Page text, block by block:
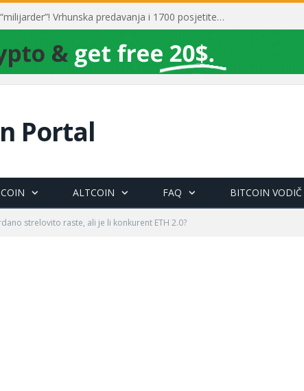
Toni Milun postao “milijarder”! Vrhunska predavanja i 1700 posjetitelja obilježili su mjesec financijske pismenosti
Portal
ALTCOIN FAQ BITCOIN VODIČ
strelovito raste, ali je li konkurent ETH 2.0?